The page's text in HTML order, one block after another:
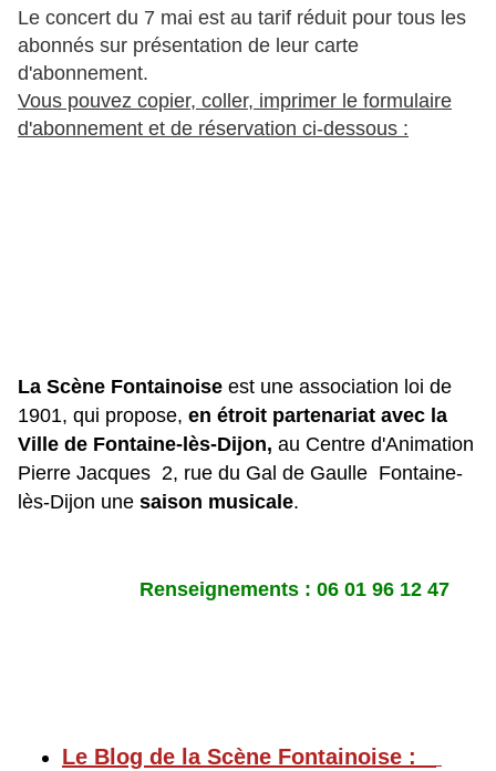
Le concert du 7 mai est au tarif réduit pour tous les
abonnés sur présentation de leur carte
d'abonnement.
Vous pouvez copier, coller, imprimer le formulaire
d'abonnement et de réservation ci-dessous :
La Scène Fontainoise est une association loi de
1901, qui propose, en étroit partenariat avec la
Ville de Fontaine-lès-Dijon, au Centre d'Animation
Pierre Jacques 2, rue du Gal de Gaulle Fontaine-
lès-Dijon une saison musicale.
Renseignements : 06 01 96 12 47
Le Blog de la Scène Fontainoise :